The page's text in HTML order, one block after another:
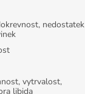
nedostatek
vytrvalost,
libida